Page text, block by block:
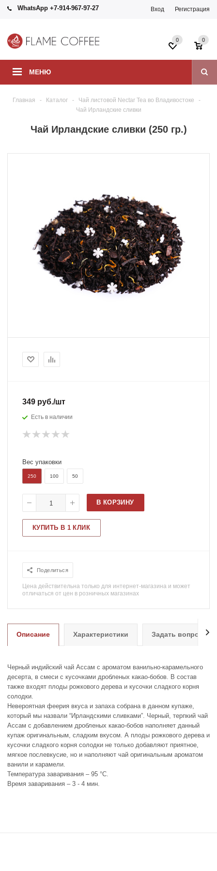
WhatsApp +7-914-967-97-27 Вход Регистрация
МЕНЮ
0
0
Главная - Каталог - Чай листовой Nectar Tea во Владивостоке
-
Чай Ирландские сливки
Чай Ирландские сливки (250 гр.)
349 руб./шт
Есть в наличии
Вес упаковки
250 100 50
В КОРЗИНУ
КУПИТЬ В 1 КЛИК
Поделиться
Цена действительна только для интернет-магазина и может
отличаться от цен в розничных магазинах
Описание Характеристики Задать вопрос
Черный индийский чай Ассам с ароматом ванильно-карамельного
десерта, в смеси с кусочками дробленых какао-бобов. В состав
также входят плоды рожкового дерева и кусочки сладкого корня
солодки.
Невероятная феерия вкуса и запаха собрана в данном купаже,
который мы назвали “Ирландскими сливками”. Черный, терпкий чай
Ассам с добавлением дробленых какао-бобов наполняет данный
купаж оригинальным, сладким вкусом. А плоды рожкового дерева и
кусочки сладкого корня солодки не только добавляют приятное,
мягкое послевкусие, но и наполняют чай оригинальным ароматом
ванили и карамели.
Температура заваривания – 95 °С.
Время заваривания – 3 - 4 мин.